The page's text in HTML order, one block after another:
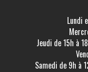
Lundi
Jeudi de 15h à
Samedi de 9h à